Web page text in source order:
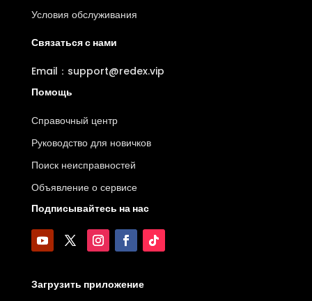
Условия обслуживания
Связаться с нами
Email：support@redex.vip
Помощь
Справочный центр
Руководство для новичков
Поиск неисправностей
Объявление о сервисе
Подписывайтесь на нас
Загрузить приложение